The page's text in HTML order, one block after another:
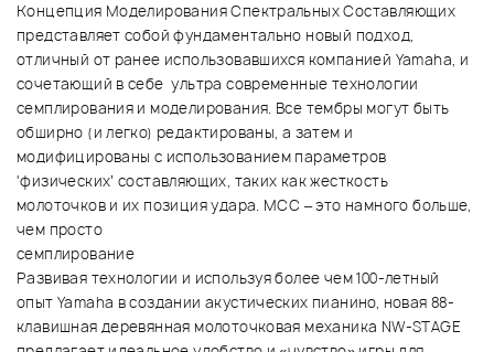
Концепция Моделирования Спектральных Составляющих
представляет собой фундаментально новый подход,
отличный от ранее использовавшихся компанией Yamaha, и
сочетающий в себе ультра современные технологии
семплирования и моделирования. Все тембры могут быть
обширно (и легко) редактированы, а затем и
модифицированы с использованием параметров
'физических’ составляющих, таких как жесткость
молоточков и их позиция удара. MCC – это намного больше,
чем просто
Развивая технологии и используя более чем 100-летный
опыт Yamaha в создании акустических пианино, новая 88-
клавишная деревянная молоточковая механика NW-STAGE